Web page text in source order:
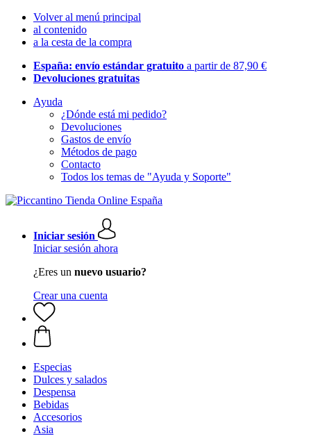
Volver al menú principal
al contenido
a la cesta de la compra
España: envío estándar gratuito a partir de 87,90 €
Devoluciones gratuitas
Ayuda
¿Dónde está mi pedido?
Devoluciones
Gastos de envío
Métodos de pago
Contacto
Todos los temas de "Ayuda y Soporte"
Iniciar sesión
Iniciar sesión ahora
¿Eres un nuevo usuario?
Crear una cuenta
Especias
Dulces y salados
Despensa
Bebidas
Accesorios
Asia